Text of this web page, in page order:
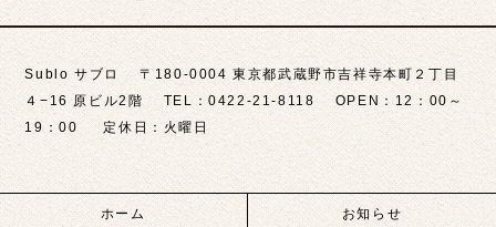
ビ
ゲ
ー
シ
ョ
ン
Sublo サブロ 〒180-0004 東京都武蔵野市吉祥寺本町２丁目
４−16 原ビル2階 TEL：0422-21-8118 OPEN：12：00～
19：00 定休日：火曜日
ホーム お知らせ